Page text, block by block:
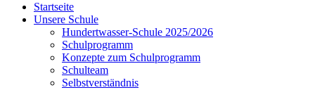
Startseite
Unsere Schule
Hundertwasser-Schule 2025/2026
Schulprogramm
Konzepte zum Schulprogramm
Schulteam
Selbst­ver­ständ­nis